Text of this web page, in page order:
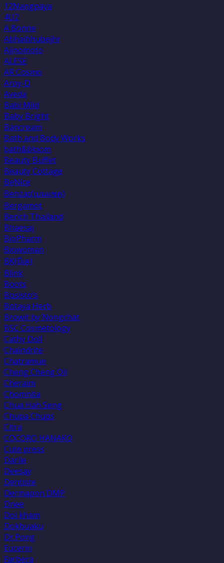
12Nangpaya
4U2
A Bonne
Abhaibhubejhr
Ajinomoto
ALESE
AR Cosmo
Aroy-D
Aveda
Babi Mild
Baby Bright
Bancream
Bath and Body Works
bath&bloom
Beauty Buffet
Beauty Cottage
BeNice
Benzac(เบนเเซค)
Bergamot
Berich Thailand
Bhaesaj
BioPharm
Biowoman
BK(บีเค)
Blink
Boots
Bosisto’s
Botaya Herb
Browit by Nongchat
BSC Cosmetology
Cathy Doll
Chaindrite
Chatramue
Cheng Cheng Oil
Cheraim
Chomnita
Chua Hah Seng
Chupa Chups
Citra
COCORO HANAKO
Cute press
Darlie
Deesay
Dentiste
Dermapon DMP
Dnee
Doi kham
Dokbuaku
Dr.Pong
Eucerin
Farbera